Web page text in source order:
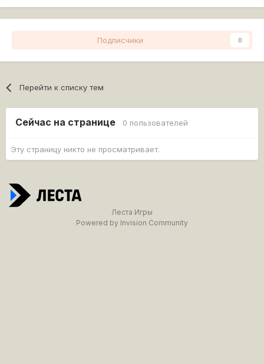
Подписчики 0
Перейти к списку тем
Сейчас на странице 0 пользователей
Эту страницу никто не просматривает.
Леста Игры
Powered by Invision Community